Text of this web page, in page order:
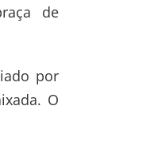
de
por
O